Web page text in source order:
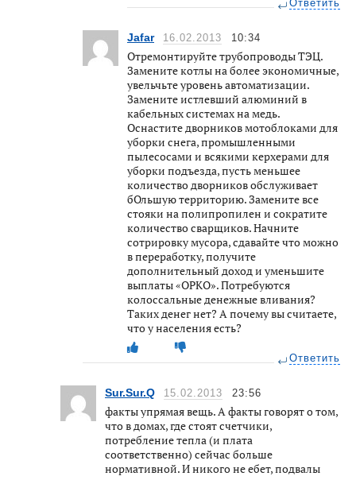
Ответить
Jafar 16.02.2013 10:34
Отремонтируйте трубопроводы ТЭЦ.
Замените котлы на более экономичные,
увельчьте уровень автоматизации.
Замените истлевший алюминий в
кабельных системах на медь.
Оснастите дворников мотоблоками для
уборки снега, промышленными
пылесосами и всякими керхерами для
уборки подъезда, пусть меньшее
количество дворников обслуживает
бОльшую территорию. Замените все
стояки на полипропилен и сократите
количество сварщиков. Начните
сотрировку мусора, сдавайте что можно
в переработку, получите
дополнительный доход и уменьшите
выплаты «ОРКО». Потребуются
колоссальные денежные вливания?
Таких денег нет? А почему вы считаете,
что у населения есть?
Ответить
Sur.Sur.Q 15.02.2013 23:56
факты упрямая вещь. А факты говорят о том,
что в домах, где стоят счетчики,
потребление тепла (и плата
соответственно) сейчас больше
нормативной. И никого не ебет, подвалы